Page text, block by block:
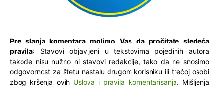
Pre slanja komentara molimo Vas da pročitate sledeća
pravila: Stavovi objavljeni u tekstovima pojedinih autora
takođe nisu nužno ni stavovi redakcije, tako da ne snosimo
odgovornost za štetu nastalu drugom korisniku ili trećoj osobi
zbog kršenja ovih Uslova i pravila komentarisanja. Mišljenja